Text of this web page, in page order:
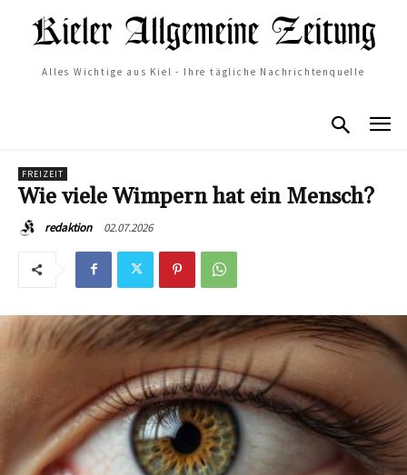
Alles Wichtige aus Kiel - Ihre tägliche Nachrichtenquelle
FREIZEIT
Wie viele Wimpern hat ein Mensch?
redaktion 02.07.2026